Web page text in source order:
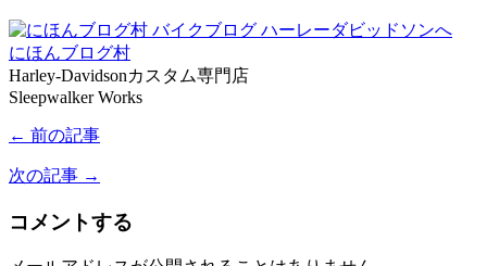
にほんブログ村
Harley-Davidsonカスタム専門店
Sleepwalker Works
← 前の記事
次の記事 →
コメントする